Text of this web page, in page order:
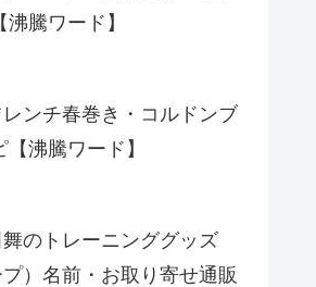
騰ワード】
ンチ春巻き・コルドンブ
沸騰ワード】
舞のトレーニンググッズ
プ）名前・お取り寄せ通販